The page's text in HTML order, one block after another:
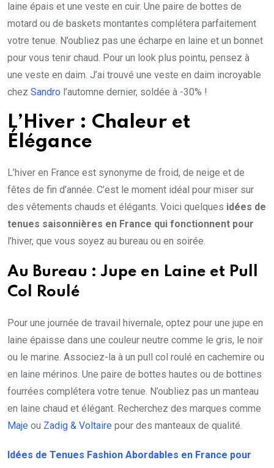
laine épais et une veste en cuir. Une paire de bottes de
motard ou de baskets montantes complétera parfaitement
votre tenue. N’oubliez pas une écharpe en laine et un bonnet
pour vous tenir chaud. Pour un look plus pointu, pensez à
une veste en daim. J’ai trouvé une veste en daim incroyable
chez Sandro l’automne dernier, soldée à -30% !
L’Hiver : Chaleur et
Élégance
L’hiver en France est synonyme de froid, de neige et de
fêtes de fin d’année. C’est le moment idéal pour miser sur
des vêtements chauds et élégants. Voici quelques idées de
tenues saisonnières en France qui fonctionnent pour
l’hiver, que vous soyez au bureau ou en soirée.
Au Bureau : Jupe en Laine et Pull
Col Roulé
Pour une journée de travail hivernale, optez pour une jupe en
laine épaisse dans une couleur neutre comme le gris, le noir
ou le marine. Associez-la à un pull col roulé en cachemire ou
en laine mérinos. Une paire de bottes hautes ou de bottines
fourrées complétera votre tenue. N’oubliez pas un manteau
en laine chaud et élégant. Recherchez des marques comme
Maje ou Zadig & Voltaire pour des manteaux de qualité.
Idées de Tenues Fashion Abordables en France pour